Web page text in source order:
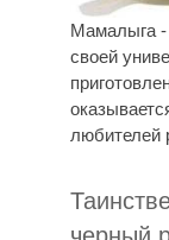
Мамалыга -
своей
любителей